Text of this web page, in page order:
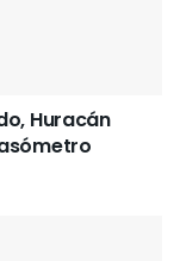
Huracán